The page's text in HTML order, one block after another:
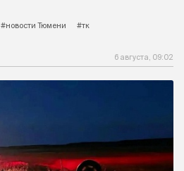
#новости Тюмени #тк
6 августа, 09:02